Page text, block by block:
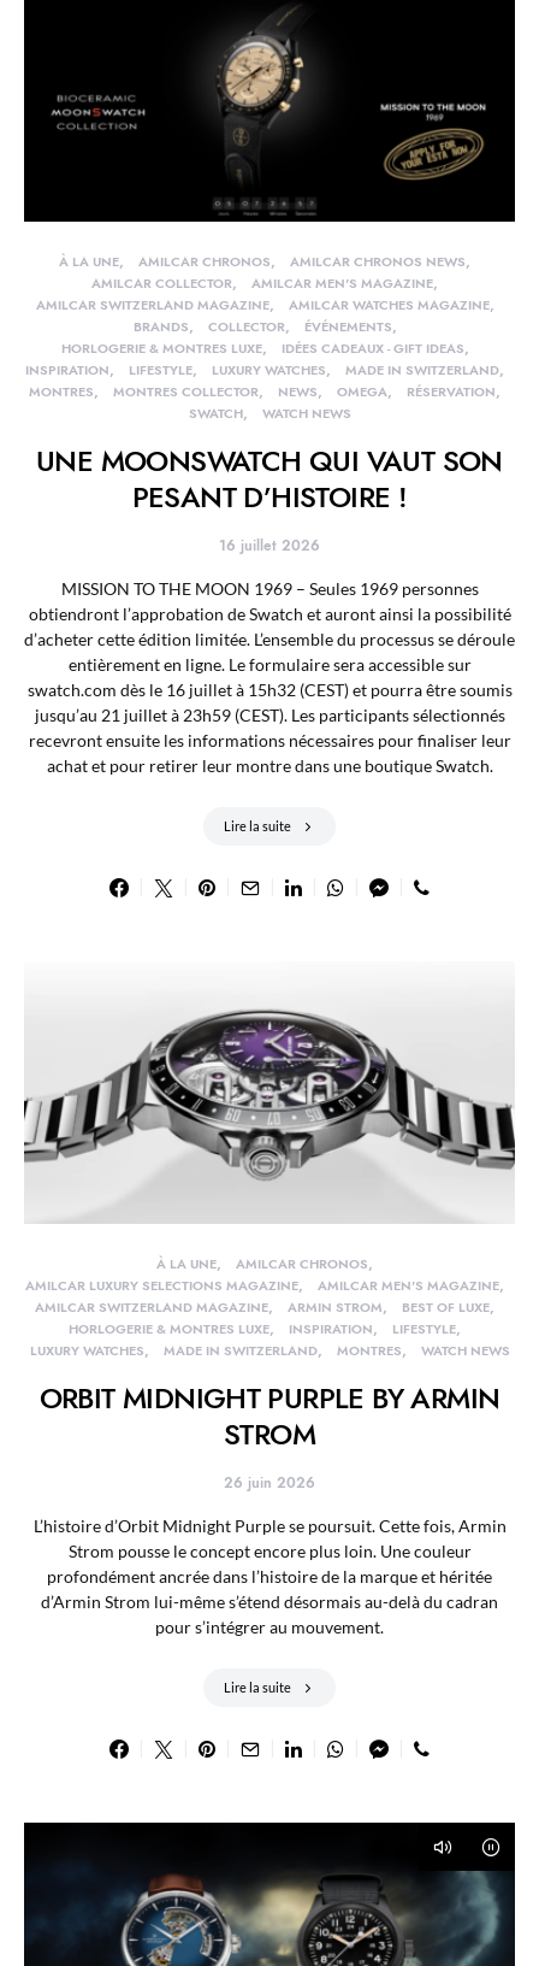
À LA UNE AMILCAR CHRONOS
AMILCAR CHRONOS NEWS
AMILCAR COLLECTOR
AMILCAR MEN'S MAGAZINE
AMILCAR SWITZERLAND MAGAZINE
AMILCAR WATCHES MAGAZINE
BRANDS
COLLECTOR
ÉVÉNEMENTS
HORLOGERIE & MONTRES LUXE
IDÉES CADEAUX - GIFT IDEAS
INSPIRATION
LIFESTYLE LUXURY WATCHES
MADE IN SWITZERLAND
MONTRES
MONTRES COLLECTOR NEWS OMEGA
RÉSERVATION
SWATCH
WATCH NEWS
UNE MOONSWATCH QUI VAUT SON
PESANT D’HISTOIRE !
16 juillet 2026
MISSION TO THE MOON 1969 – Seules 1969 personnes
obtiendront l’approbation de Swatch et auront ainsi la possibilité
d’acheter cette édition limitée. L’ensemble du processus se déroule
entièrement en ligne. Le formulaire sera accessible sur
swatch.com dès le 16 juillet à 15h32 (CEST) et pourra être soumis
jusqu’au 21 juillet à 23h59 (CEST). Les participants sélectionnés
recevront ensuite les informations nécessaires pour finaliser leur
achat et pour retirer leur montre dans une boutique Swatch.
Lire la suite
À LA UNE
AMILCAR CHRONOS
AMILCAR LUXURY SELECTIONS MAGAZINE
AMILCAR MEN'S MAGAZINE
AMILCAR SWITZERLAND MAGAZINE
ARMIN STROM
BEST OF LUXE
HORLOGERIE & MONTRES LUXE
INSPIRATION
LIFESTYLE
LUXURY WATCHES
MADE IN SWITZERLAND MONTRES WATCH NEWS
ORBIT MIDNIGHT PURPLE BY ARMIN
STROM
26 juin 2026
L’histoire d’Orbit Midnight Purple se poursuit. Cette fois, Armin
Strom pousse le concept encore plus loin. Une couleur
profondément ancrée dans l’histoire de la marque et héritée
d’Armin Strom lui-même s’étend désormais au-delà du cadran
pour s’intégrer au mouvement.
Lire la suite